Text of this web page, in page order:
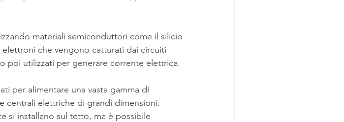
materiali semiconduttori come il silicio
che vengono catturati dai circuiti
poi utilizzati per generare corrente elettrica.
per alimentare una vasta gamma di
centrali elettriche di grandi dimensioni.
si installano sul tetto, ma è possibile